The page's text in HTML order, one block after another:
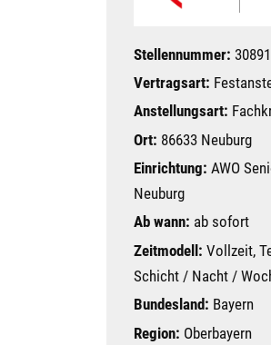
Stellennummer: 30891
Vertragsart:
Anstellungsart:
Ort: 86633 Neuburg
Einrichtung: AWO
Neuburg
Ab wann: ab sofort
Zeitmodell: Vollzeit,
Schicht / Nacht /
Bundesland: Bayern
Region: Oberbayern